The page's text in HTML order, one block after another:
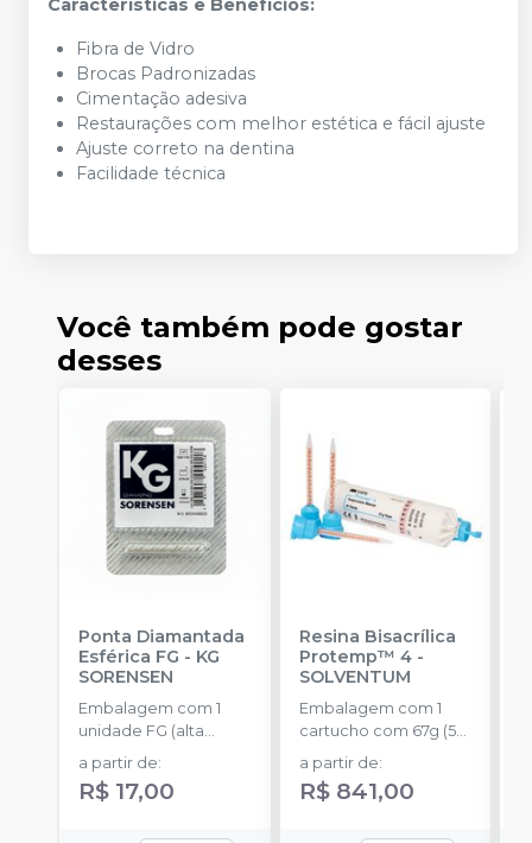
Características e Benefícios:
Fibra de Vidro
Brocas Padronizadas
Cimentação adesiva
Restaurações com melhor estética e fácil ajuste
Ajuste correto na dentina
Facilidade técnica
Você também pode gostar
desses
Ponta Diamantada
Esférica FG - KG
SORENSEN
Embalagem com 1
unidade FG (alta
rotação).
a partir de:
R$ 17,00
Resina Bisacrílica
Protemp™ 4-
SOLVENTUM
Embalagem com 1
cartucho com 67g (50
ml) + 16 pontas
misturadoras.
a partir de:
R$ 841,00